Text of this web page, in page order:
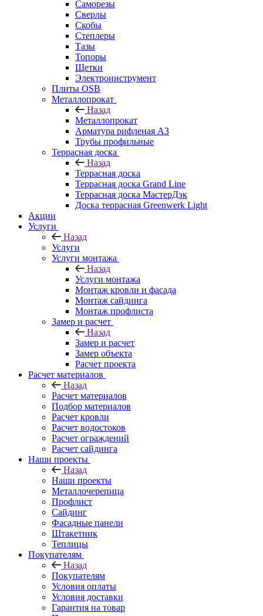
Саморезы
Сверлы
Скобы
Степлеры
Тазы
Топоры
Щетки
Электроинструмент
Плиты OSB
Металлопрокат
Назад
Металлопрокат
Арматура рифленая АЗ
Трубы профильные
Террасная доска
Назад
Террасная доска
Террасная доска Grand Line
Террасная доска МастерДэк
Доска террасная Greenwerk Light
Акции
Услуги
Назад
Услуги
Услуги монтажа
Назад
Услуги монтажа
Монтаж кровли и фасада
Монтаж сайдинга
Монтаж профлиста
Замер и расчет
Назад
Замер и расчет
Замер объекта
Расчет проекта
Расчет материалов
Назад
Расчет материалов
Подбор материалов
Расчет кровли
Расчет водостоков
Расчет ограждений
Расчет сайдинга
Наши проекты
Назад
Наши проекты
Металлочерепица
Профлист
Сайдинг
Фасадные панели
Штакетник
Теплицы
Покупателям
Назад
Покупателям
Условия оплаты
Условия доставки
Гарантия на товар